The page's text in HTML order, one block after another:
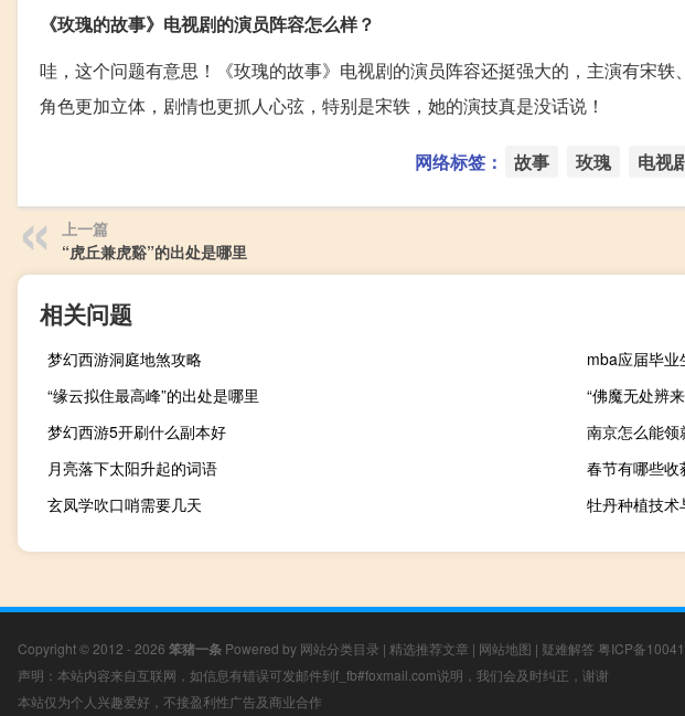
《玫瑰的故事》电视剧的演员阵容怎么样？
哇，这个问题有意思！《玫瑰的故事》电视剧的演员阵容还挺强大的，主演有宋
角色更加立体，剧情也更抓人心弦，特别是宋轶，她的演技真是没话说！
网络标签： 故事 玫瑰 电视
上一篇
“虎丘兼虎谿”的出处是哪里
相关问题
梦幻西游洞庭地煞攻略
mba应届毕
“缘云拟住最高峰”的出处是哪里
“佛魔无处辨
梦幻西游5开刷什么副本好
南京怎么能领
月亮落下太阳升起的词语
春节有哪些收
玄凤学吹口哨需要几天
牡丹种植技术
Copyright © 2012 - 2026 笨猪一条 Powered by 网站分类目录 | 精选推荐文章 | 网站地图 | 疑难解答 粤ICP备
声明：本站内容来自互联网，如信息有错误可发邮件到f_fb#foxmail.com说明，我们会及时纠正，谢谢
本站仅为个人兴趣爱好，不接盈利性广告及商业合作